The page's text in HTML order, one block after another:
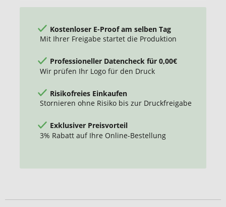
Kostenloser E-Proof am selben Tag
Mit Ihrer Freigabe startet die Produktion
Professioneller Datencheck für 0,00€
Wir prüfen Ihr Logo für den Druck
Risikofreies Einkaufen
Stornieren ohne Risiko bis zur Druckfreigabe
Exklusiver Preisvorteil
3% Rabatt auf Ihre Online-Bestellung